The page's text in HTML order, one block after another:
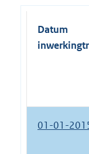
Datum
01-01-